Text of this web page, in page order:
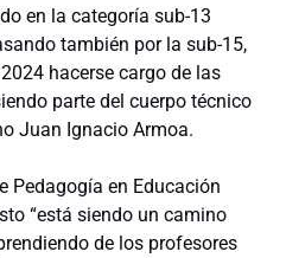
en la categoría sub-13
también por la sub-15,
hacerse cargo de las
parte del cuerpo técnico
Juan Ignacio Armoa.
Pedagogía en Educación
“está siendo un camino
de los profesores